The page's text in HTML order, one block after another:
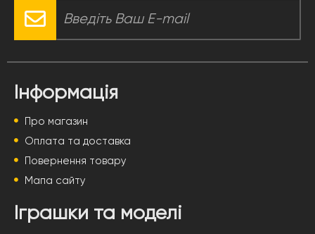
Інформація
Про магазин
Оплата та доставка
Повернення товару
Мапа сайту
Іграшки та моделі